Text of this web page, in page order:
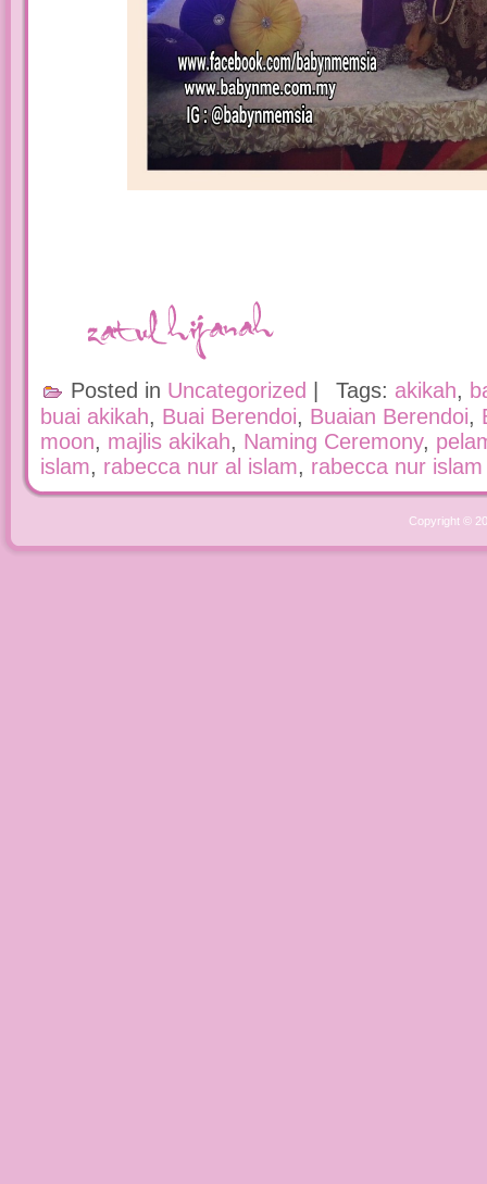
Posted in Uncategorized Tags: akikah,
buai akikah, Buai Berendoi, Buaian Berendoi,
moon, majlis akikah, Naming Ceremony,
islam, rabecca nur al islam, rabecca nur islam
Copyright ©